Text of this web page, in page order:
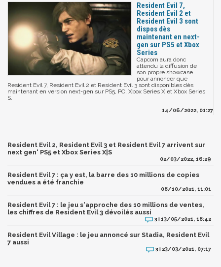
Resident Evil 7,
Resident Evil 2 et
Resident Evil 3 sont
dispos dès
maintenant en next-
gen sur PS5 et Xbox
Series
Capcom aura donc
attendu la diffusion de
son propre showcase
pour annoncer que
Resident Evil 7, Resident Evil 2 et Resident Evil 3 sont disponibles dès
maintenant en version next-gen sur PS5, PC, Xbox Series X et Xbox Series
S.
14/06/2022, 01:27
Resident Evil 2, Resident Evil 3 et Resident Evil 7 arrivent sur
next gen' PS5 et Xbox Series X|S
02/03/2022, 16:29
Resident Evil 7 : ça y est, la barre des 10 millions de copies
vendues a été franchie
08/10/2021, 11:01
Resident Evil 7 : le jeu s'approche des 10 millions de ventes,
les chiffres de Resident Evil 3 dévoilés aussi
3 |13/05/2021, 18:42
Resident Evil Village : le jeu annoncé sur Stadia, Resident Evil
7 aussi
3 | 23/03/2021, 07:17